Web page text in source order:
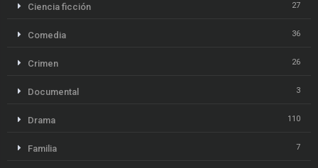
Ciencia ficción 27
Comedia 36
Crimen 26
Documental 3
Drama 110
Familia 7